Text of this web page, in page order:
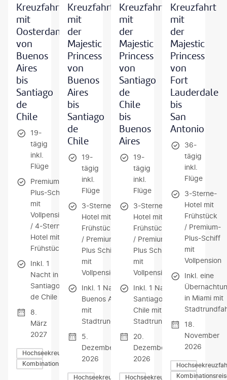
Kreuzfahrt
mit
Oosterdam
von
Buenos
Aires
bis
Santiago
de
Chile
19-
tägig
inkl.
Flüge
Premium-
Plus-Schiff
mit
Vollpension
/ 4-Sterne-
Hotel mit
Frühstück
Inkl. 1
Nacht in
Santiago
de Chile
8.
März
2027
Hochseekreuzfahrten
Kombinationsreisen
Kreuzfahrt
mit
der
Majestic
Princess
von
Buenos
Aires
bis
Santiago
de
Chile
19-
tägig
inkl.
Flüge
3-Sterne-
Hotel mit
Frühstück
/ Premium-
Plus Schiff
mit
Vollpension
Inkl. 1 Nacht in
Buenos Aires
mit
Stadtrundfahrt
5.
Dezember
2026
Hochseekreuzfahrten
Kreuzfahrt
mit
der
Majestic
Princess
von
Santiago
de
Chile
bis
Buenos
Aires
19-
tägig
inkl.
Flüge
3-Sterne-
Hotel mit
Frühstück
/ Premium-
Plus Schiff
mit
Vollpension
Inkl. 1 Nacht in
Santiago de
Chile mit
Stadtrundfahrt
20.
Dezember
2026
Hochseekreuzfahrten
Kreuzfahrt
mit
der
Majestic
Princess
von
Fort
Lauderdale
bis
San
Antonio
36-
tägig
inkl.
Flüge
3-Sterne-
Hotel mit
Frühstück
/ Premium-
Plus-Schiff
mit
Vollpension
Inkl. eine
in Miami mit
18.
November
2026